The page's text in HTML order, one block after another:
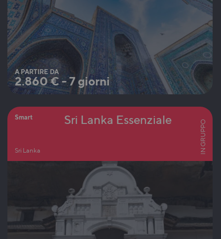
A PARTIRE DA
2.860€ -7 giorni
Smart
Sri Lanka
Sri Lanka Essenziale IN GRUPPO